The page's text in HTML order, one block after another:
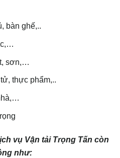
bàn ghế,..
sơn,…
thực phẩm,..
vụ Vận tải Trọng Tấn còn
như: